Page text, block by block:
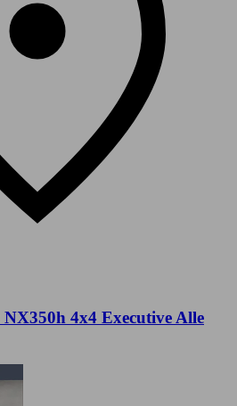
4x4 Executive Alle